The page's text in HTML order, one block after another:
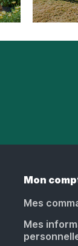
Mon
Mes
Mes